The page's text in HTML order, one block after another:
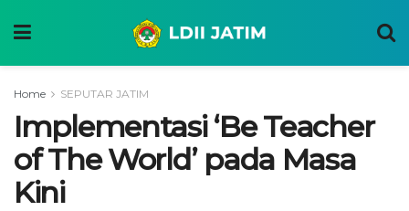
Home SEPUTAR JATIM
Implementasi ‘Be Teacher
of The World’ pada Masa
Kini